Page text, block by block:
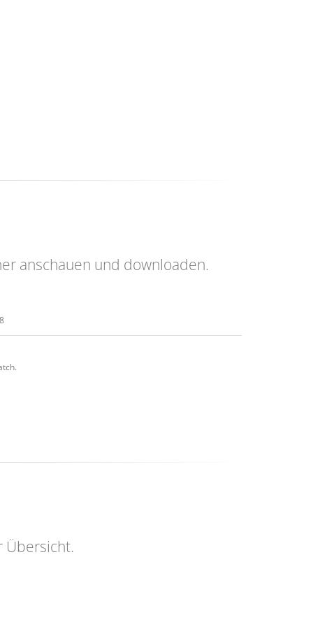
anschauen und downloaden.
Übersicht.